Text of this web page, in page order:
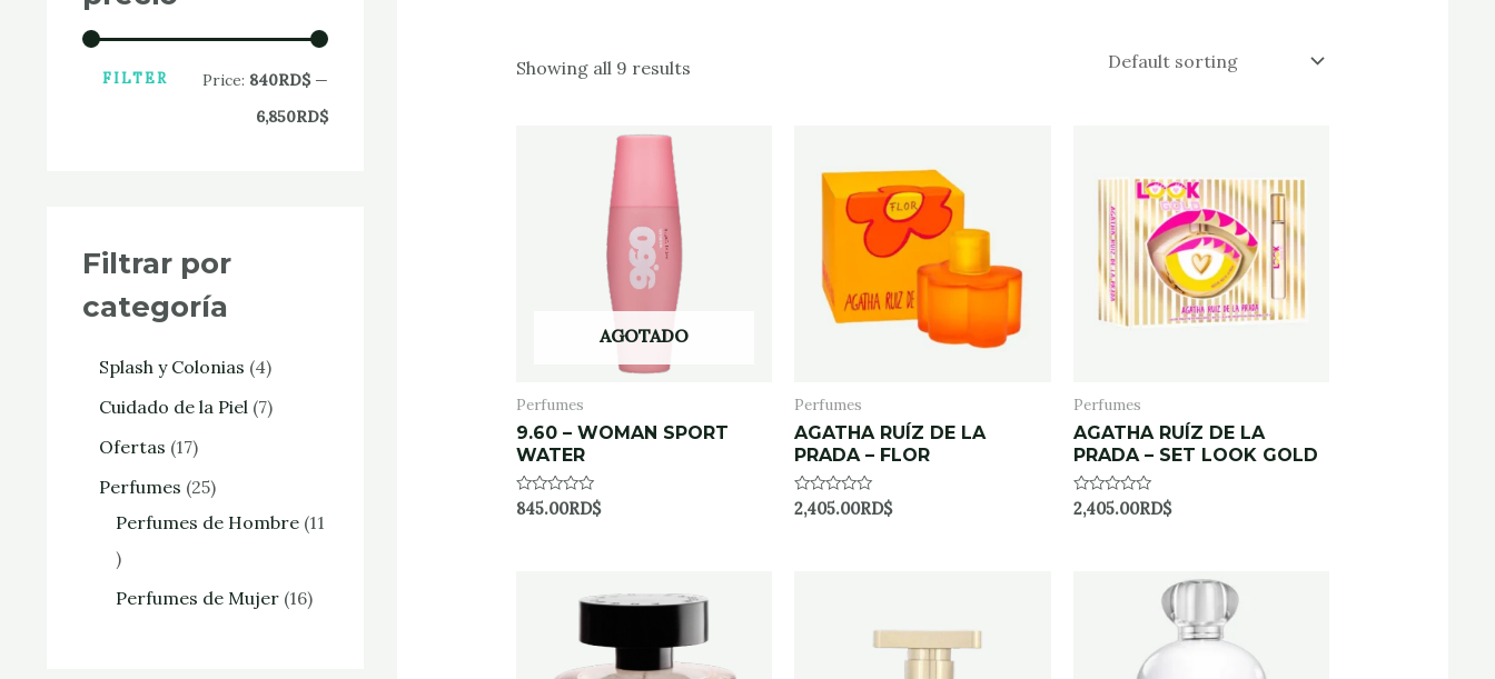
FILTER Price: 840RD$—
6,850RD$
Filtrar por
categoría
Splash y Colonias 4
Cuidado de la Piel 7
Ofertas 17
Perfumes 25
Perfumes de Hombre 11
Perfumes de Mujer 16
Showing all 9 results
AGOTADO
Perfumes
9.60 – WOMAN SPORT
WATER
Rated
0
845.00RD$
Perfumes
AGATHA RUÍZ DE LA
PRADA – FLOR
Rated
0
2,405.00RD$
Perfumes
AGATHA RUÍZ DE LA
PRADA – SET LOOK GOLD
Rated
0
2,405.00RD$